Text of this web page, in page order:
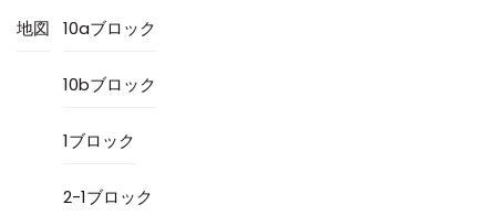
地図 10aブロック
10bブロック
1ブロック
2-1ブロック